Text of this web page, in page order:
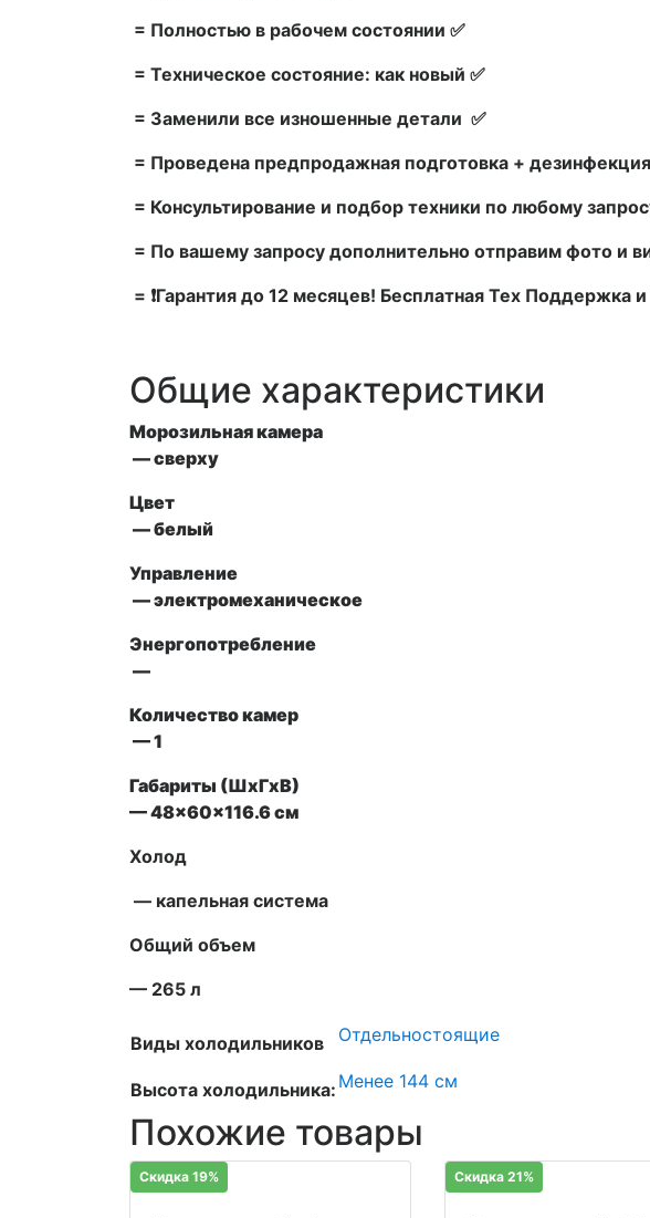
= Полностью в рабочем состоянии ✅
= Техническое состояние: как новый ✅
= Заменили все изношенные детали ✅
= Проведена предпродажная подготовка +
= Консультирование и подбор техники по любому
= По вашему запросу дополнительно отправим фото и
= ❗Гарантия до 12 месяцев! Бесплатная Тех Поддержка
Общие характеристики
Морозильная камера
— сверху
Цвет
— белый
Управление
— электромеханическое
Энергопотребление
—
Количество камер
— 1
Габариты (ШxГxВ)
— 48x60x116.6 см
Холод
— капельная система
Общий объем
— 265 л
Виды холодильников Отдельностоящие
Высота холодильника: Менее 144 см
Похожие товары
Скидка 19% Скидка 21%